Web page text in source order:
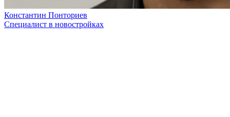
Константин Понториев
Специалист в новостройках